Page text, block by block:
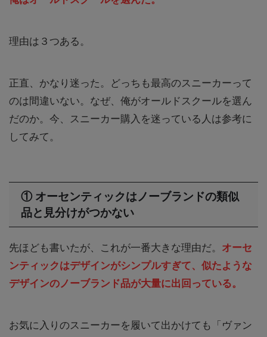
理由は３つある。
正直、かなり迷った。どっちも最高のスニーカーって
のは間違いない。なぜ、俺がオールドスクールを選ん
だのか。今、スニーカー購入を迷っている人は参考に
してみて。
① オーセンティックはノーブランドの類似
品と見分けがつかない
先ほども書いたが、これが一番大きな理由だ。 オーセ
ンティックはデザインがシンプルすぎて、似たような
デザインのノーブランド品が大量に出回っている。
お気に入りのスニーカーを履いて出かけても「ヴァン